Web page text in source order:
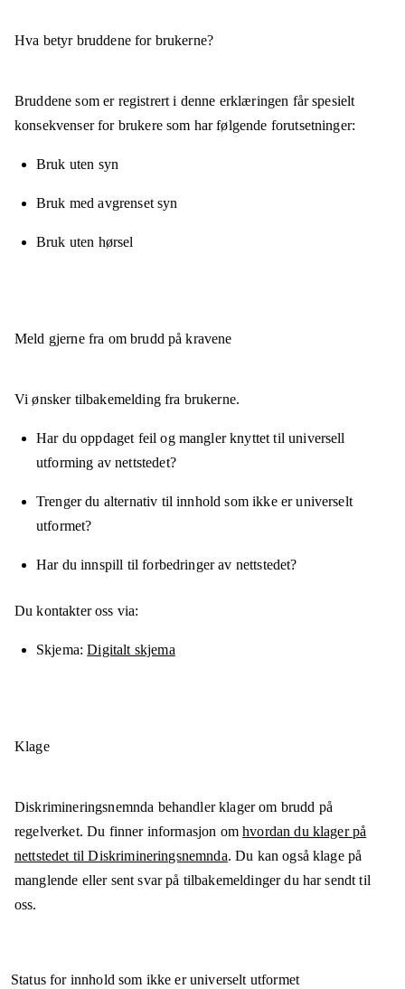
Hva betyr bruddene for brukerne?
Bruddene som er registrert i denne erklæringen får spesielt
konsekvenser for brukere som har følgende forutsetninger:
Bruk uten syn
Bruk med avgrenset syn
Bruk uten hørsel
Meld gjerne fra om brudd på kravene
Vi ønsker tilbakemelding fra brukerne.
Har du oppdaget feil og mangler knyttet til universell
utforming av nettstedet?
Trenger du alternativ til innhold som ikke er universelt
utformet?
Har du innspill til forbedringer av nettstedet?
Du kontakter oss via:
Skjema Digitalt skjema
Klage
Diskrimineringsnemnda behandler klager om brudd på
regelverket. Du finner informasjon omhvordan du klager på
nettstedet til Diskrimineringsnemnda. Du kan også klage på
manglende eller sent svar på tilbakemeldinger du har sendt til
oss.
Status for innhold som ikke er universelt utformet